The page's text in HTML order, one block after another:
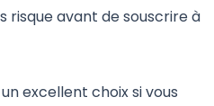
risque avant de souscrire à
excellent choix si vous